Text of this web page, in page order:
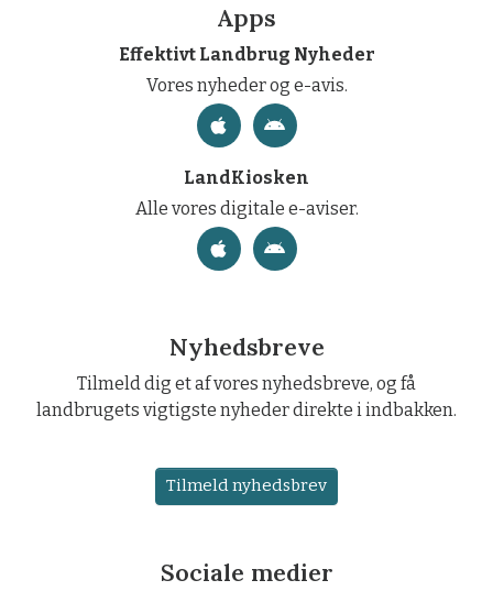
Apps
Effektivt Landbrug Nyheder
Vores nyheder og e-avis.
LandKiosken
Alle vores digitale e-aviser.
Nyhedsbreve
Tilmeld dig et af vores nyhedsbreve, og få
landbrugets vigtigste nyheder direkte i indbakken.
Tilmeld nyhedsbrev
Sociale medier